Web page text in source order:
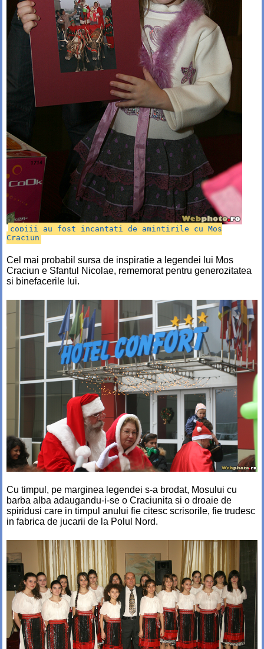
copiii au fost incantati de amintirile cu Mos
Craciun
Cel mai probabil sursa de inspiratie a legendei lui Mos
Craciun e Sfantul Nicolae, rememorat pentru generozitatea
si binefacerile lui.
Cu timpul, pe marginea legendei s-a brodat, Mosului cu
barba alba adaugandu-i-se o Craciunita si o droaie de
spiridusi care in timpul anului fie citesc scrisorile, fie trudesc
in fabrica de jucarii de la Polul Nord.